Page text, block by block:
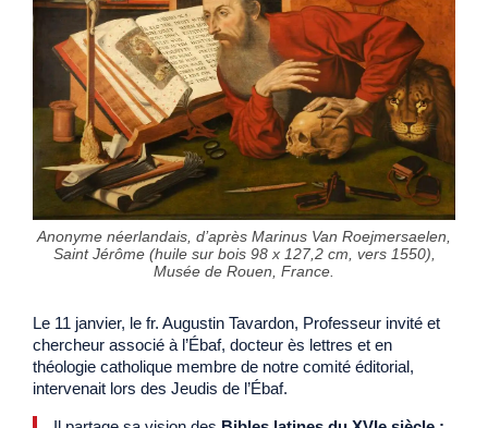
Anonyme néerlandais, d’après Marinus Van Roejmersaelen,
Saint Jérôme (huile sur bois 98 x 127,2 cm, vers 1550),
Musée de Rouen, France.
Le 11 janvier, le fr. Augustin Tavardon, Professeur invité et
chercheur associé à l’Ébaf, docteur ès lettres et en
théologie catholique membre de notre comité éditorial,
intervenait lors des Jeudis de l’Ébaf.